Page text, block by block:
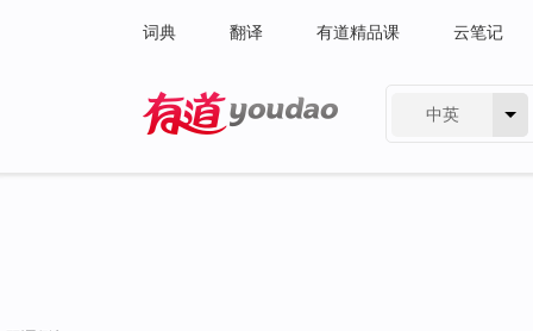
词典 翻译 有道精品课 云笔记
中英